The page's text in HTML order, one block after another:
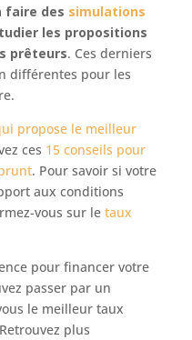
faire des simulations
les propositions
prêteurs. Ces derniers
différentes pour les
propose le meilleur
ces 15 conseils pour
. Pour savoir si votre
aux conditions
vous sur letaux
pour financer votre
passer par un
le meilleur taux
plus